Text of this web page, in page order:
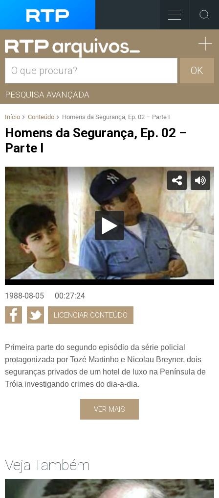
OK
PESQUISA AVANÇADA
Início Conteúdo Homens da Segurança, Ep. 02 – Parte I
Homens da Segurança, Ep. 02 –
Parte I
1988-08-05 00:27:24
LICENCIAR CONTEÚDO
Primeira parte do segundo episódio da série policial
protagonizada por Tozé Martinho e Nicolau Breyner, dois
seguranças privados de um hotel de luxo na Península de
Tróia investigando crimes do dia-a-dia.
VER MAIS
Veja Também